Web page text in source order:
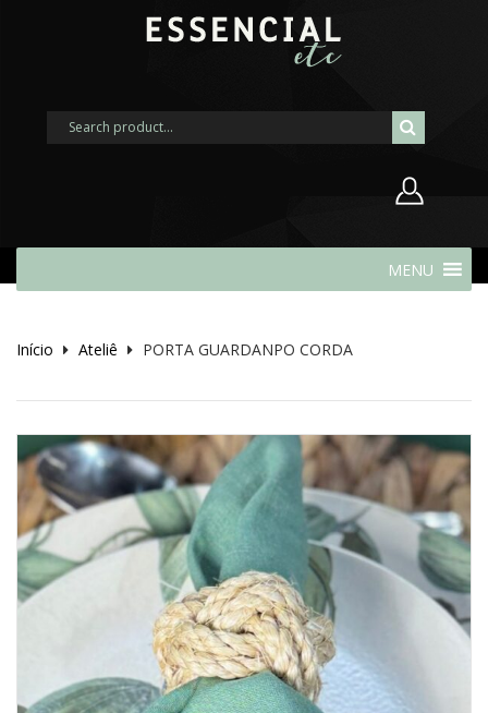
Lembrar-me
Lost Password
Cadastrar Conta
MENU
Início Ateliê PORTA GUARDANPO CORDA